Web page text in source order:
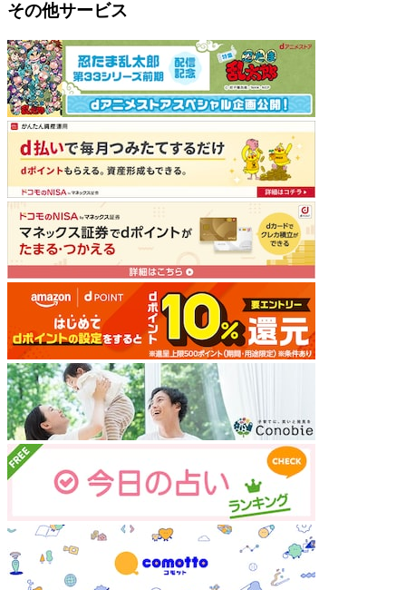
その他サービス